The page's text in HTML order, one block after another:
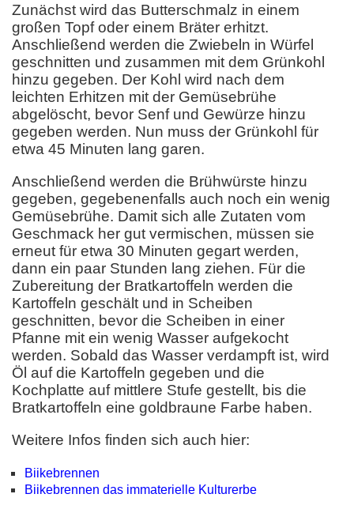
Zunächst wird das Butterschmalz in einem
großen Topf oder einem Bräter erhitzt.
Anschließend werden die Zwiebeln in Würfel
geschnitten und zusammen mit dem Grünkohl
hinzu gegeben. Der Kohl wird nach dem
leichten Erhitzen mit der Gemüsebrühe
abgelöscht, bevor Senf und Gewürze hinzu
gegeben werden. Nun muss der Grünkohl für
etwa 45 Minuten lang garen.
Anschließend werden die Brühwürste hinzu
gegeben, gegebenenfalls auch noch ein wenig
Gemüsebrühe. Damit sich alle Zutaten vom
Geschmack her gut vermischen, müssen sie
erneut für etwa 30 Minuten gegart werden,
dann ein paar Stunden lang ziehen. Für die
Zubereitung der Bratkartoffeln werden die
Kartoffeln geschält und in Scheiben
geschnitten, bevor die Scheiben in einer
Pfanne mit ein wenig Wasser aufgekocht
werden. Sobald das Wasser verdampft ist, wird
Öl auf die Kartoffeln gegeben und die
Kochplatte auf mittlere Stufe gestellt, bis die
Bratkartoffeln eine goldbraune Farbe haben.
Weitere Infos finden sich auch hier:
Biikebrennen
Biikebrennen das immaterielle Kulturerbe